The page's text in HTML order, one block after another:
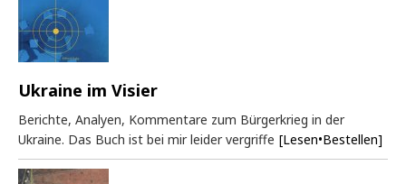
Ukraine im Visier
Berichte, Analyen, Kommentare zum Bürgerkrieg in der
Ukraine. Das Buch ist bei mir leider vergriffe [Lesen•Bestellen]